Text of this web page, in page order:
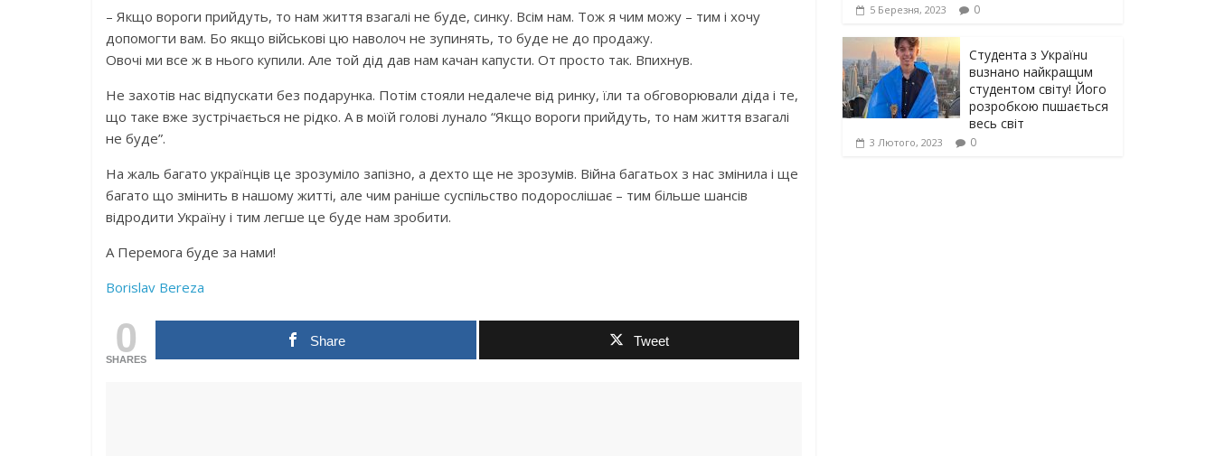
– Якщо вороги прийдуть, то нам життя взагалі не буде, синку. Всім нам. Тож я чим можу – тим і хочу
допомогти вам. Бо якщо військові цю наволоч не зупинять, то буде не до продажу.
Овочі ми все ж в нього купили. Але той дід дав нам качан капусти. От просто так. Впихнув.
Не захотів нас відпускати без подарунка. Потім стояли недалече від ринку, їли та обговорювали діда і те,
що таке вже зустрічається не рідко. А в моїй голові лунало “Якщо вороги прийдуть, то нам життя взагалі
не буде”.
На жаль багато українців це зрозуміло запізно, а дехто ще не зрозумів. Війна багатьох з нас змінила і ще
багато що змінить в нашому житті, але чим раніше суспільство подорослішає – тим більше шансів
відродити Україну і тим легше це буде нам зробити.
А Перемога буде за нами!
Borislav Bereza
0
SHARES
Share Tweet
5 Березня, 2023 0
Студента з Українu
вuзнано найкращuм
студентом світу! Його
розробкою пuшається
весь світ
3 Лютого, 2023 0